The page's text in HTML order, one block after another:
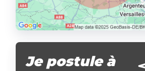
Je postule à